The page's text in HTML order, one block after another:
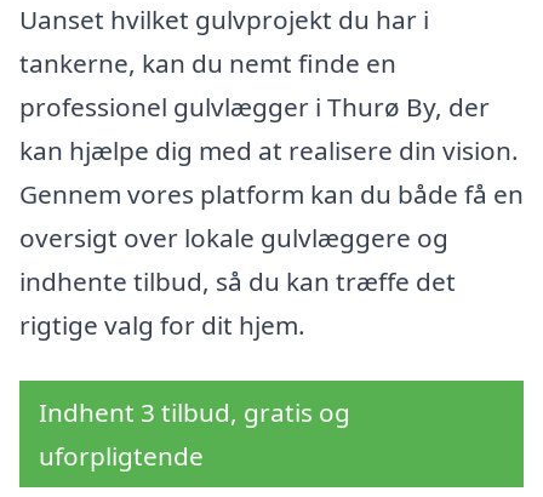
Uanset hvilket gulvprojekt du har i
tankerne, kan du nemt finde en
professionel gulvlægger i Thurø By, der
kan hjælpe dig med at realisere din vision.
Gennem vores platform kan du både få en
oversigt over lokale gulvlæggere og
indhente tilbud, så du kan træffe det
rigtige valg for dit hjem.
Indhent 3 tilbud, gratis og
uforpligtende